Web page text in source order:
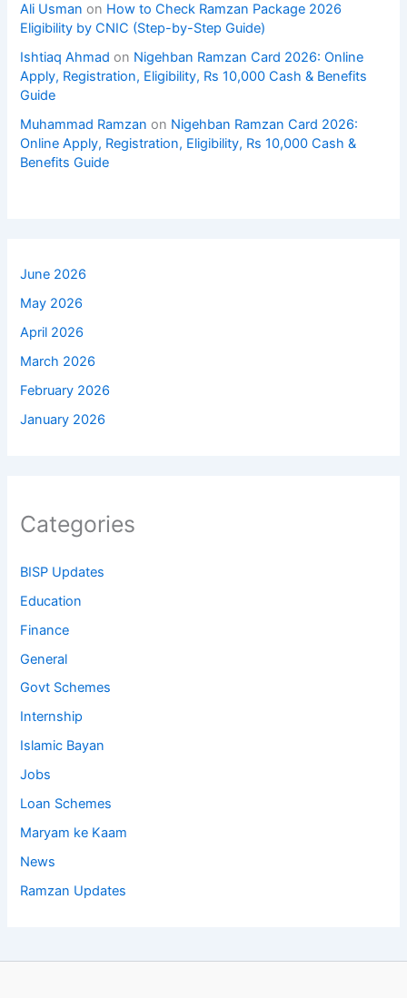
Ali Usman on How to Check Ramzan Package 2026
Eligibility by CNIC (Step-by-Step Guide)
Ishtiaq Ahmad on Nigehban Ramzan Card 2026: Online
Apply, Registration, Eligibility, Rs 10,000 Cash & Benefits
Guide
Muhammad Ramzan on Nigehban Ramzan Card 2026:
Online Apply, Registration, Eligibility, Rs 10,000 Cash &
Benefits Guide
June 2026
May 2026
April 2026
March 2026
February 2026
January 2026
Categories
BISP Updates
Education
Finance
General
Govt Schemes
Internship
Islamic Bayan
Jobs
Loan Schemes
Maryam ke Kaam
News
Ramzan Updates